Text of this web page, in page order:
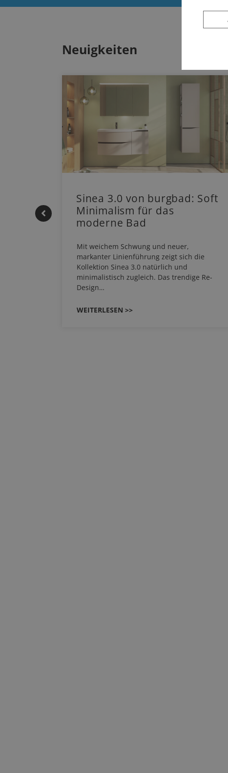
Neuigkeiten
Sinea 3.0 von burgbad: Soft
Minimalism für das
moderne Bad
Mit weichem Schwung und neuer,
markanter Linienführung zeigt sich die
Kollektion Sinea 3.0 natürlich und
minimalistisch zugleich. Das trendige Re-
Design…
WEITERLESEN >>